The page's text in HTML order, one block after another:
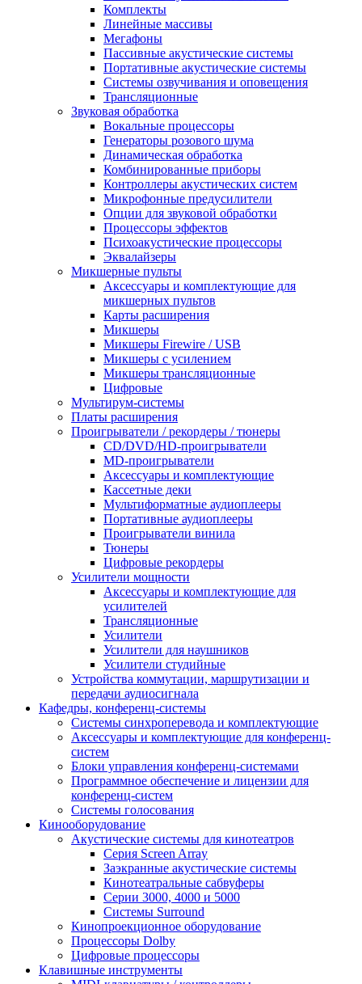
Комплекты
Линейные массивы
Мегафоны
Пассивные акустические системы
Портативные акустические системы
Системы озвучивания и оповещения
Трансляционные
Звуковая обработка
Вокальные процессоры
Генераторы розового шума
Динамическая обработка
Комбинированные приборы
Контроллеры акустических систем
Микрофонные предусилители
Опции для звуковой обработки
Процессоры эффектов
Психоакустические процессоры
Эквалайзеры
Микшерные пульты
Аксессуары и комплектующие для
микшерных пультов
Карты расширения
Микшеры
Микшеры Firewire / USB
Микшеры с усилением
Микшеры трансляционные
Цифровые
Мультирум-системы
Платы расширения
Проигрыватели / рекордеры / тюнеры
CD/DVD/HD-проигрыватели
MD-проигрыватели
Аксессуары и комплектующие
Кассетные деки
Мультиформатные аудиоплееры
Портативные аудиоплееры
Проигрыватели винила
Тюнеры
Цифровые рекордеры
Усилители мощности
Аксессуары и комплектующие для
усилителей
Трансляционные
Усилители
Усилители для наушников
Усилители студийные
Устройства коммутации, маршрутизации и
передачи аудиосигнала
Кафедры, конференц-системы
Cистемы синхроперевода и комплектующие
Аксессуары и комплектующие для конференц-
систем
Блоки управления конференц-системами
Программное обеспечение и лицензии для
конференц-систем
Системы голосования
Кинооборудование
Акустические системы для кинотеатров
Cерия Screen Array
Заэкранные акустические системы
Кинотеатральные сабвуферы
Серии 3000, 4000 и 5000
Системы Surround
Кинопроекционное оборудование
Процессоры Dolby
Цифровые процессоры
Клавишные инструменты